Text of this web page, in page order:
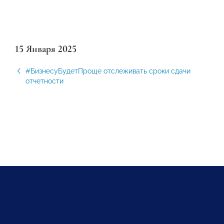
15 Января 2025
#БизнесуБудетПроще отслеживать сроки сдачи
отчетности